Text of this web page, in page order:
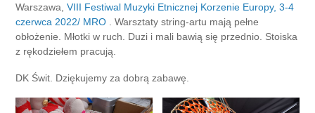
Warszawa,VIII Festiwal Muzyki Etnicznej Korzenie Europy, 3-4
czerwca 2022/ MRO . Warsztaty string-artu mają pełne
obłożenie. Młotki w ruch. Duzi i mali bawią się przednio. Stoiska
z rękodziełem pracują.
DK Świt. Dziękujemy za dobrą zabawę.